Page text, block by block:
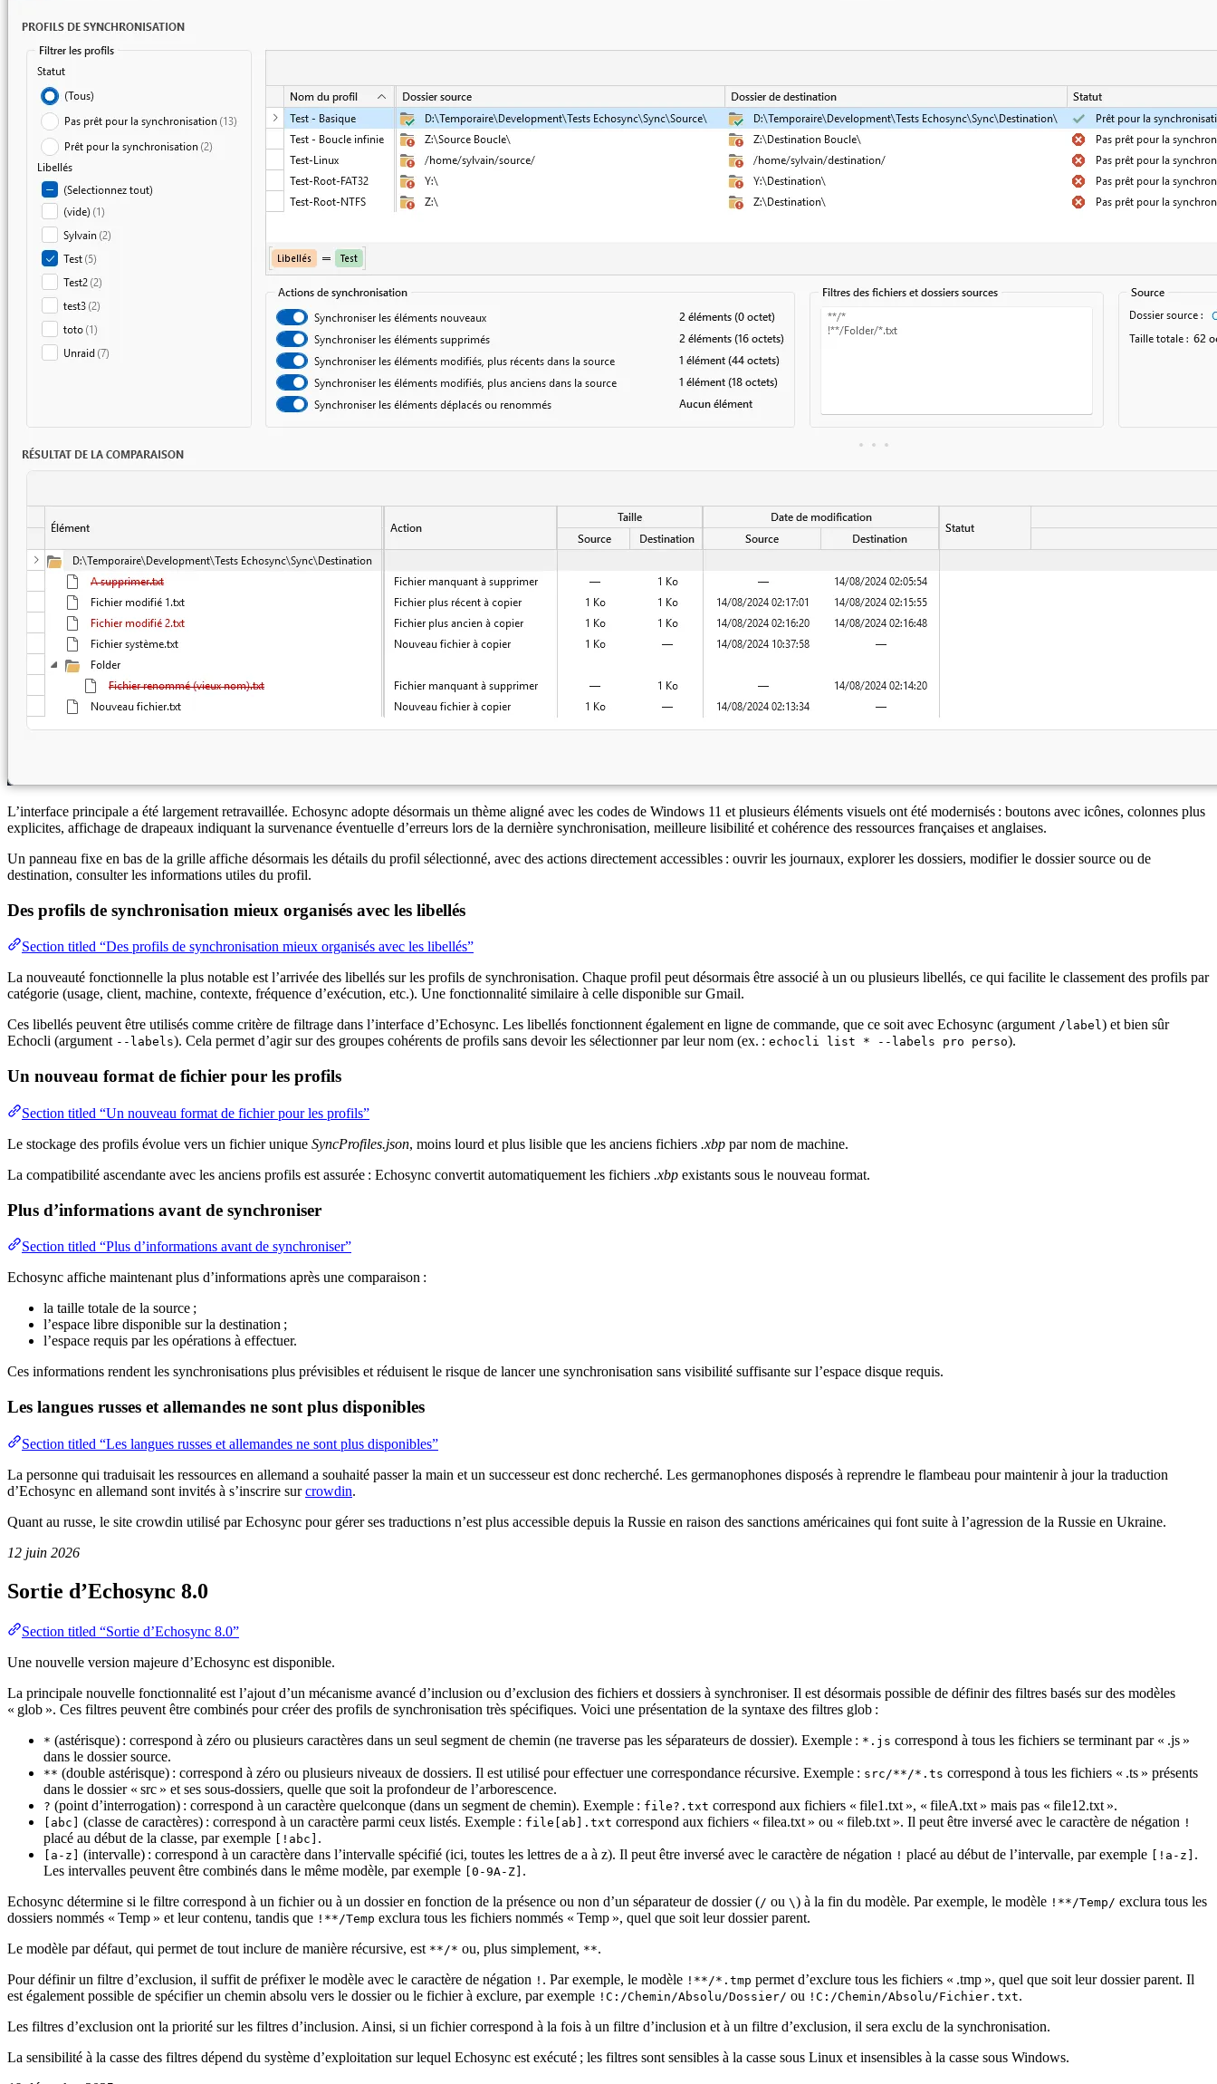
L’interface principale a été largement retravaillée. Echosync adopte désormais un thème aligné avec les codes de Windows 11 et plusieurs éléments visuels ont été modernisés : boutons avec icônes, colonnes plus
explicites, affichage de drapeaux indiquant la survenance éventuelle d’erreurs lors de la dernière synchronisation, meilleure lisibilité et cohérence des ressources françaises et anglaises.
Un panneau fixe en bas de la grille affiche désormais les détails du profil sélectionné, avec des actions directement accessibles : ouvrir les journaux, explorer les dossiers, modifier le dossier source ou de
destination, consulter les informations utiles du profil.
Des profils de synchronisation mieux organisés avec les libellés
Section titled “Des profils de synchronisation mieux organisés avec les libellés”
La nouveauté fonctionnelle la plus notable est l’arrivée des libellés sur les profils de synchronisation. Chaque profil peut désormais être associé à un ou plusieurs libellés, ce qui facilite le classement des profils par
catégorie (usage, client, machine, contexte, fréquence d’exécution, etc.). Une fonctionnalité similaire à celle disponible sur Gmail.
Ces libellés peuvent être utilisés comme critère de filtrage dans l’interface d’Echosync. Les libellés fonctionnent également en ligne de commande, que ce soit avec Echosync (argument /label) et bien sûr
Echocli (argument --labels). Cela permet d’agir sur des groupes cohérents de profils sans devoir les sélectionner par leur nom (ex. : echocli list * --labels pro perso).
Un nouveau format de fichier pour les profils
Section titled “Un nouveau format de fichier pour les profils”
Le stockage des profils évolue vers un fichier unique SyncProfiles.json, moins lourd et plus lisible que les anciens fichiers .xbp par nom de machine.
La compatibilité ascendante avec les anciens profils est assurée : Echosync convertit automatiquement les fichiers .xbp existants sous le nouveau format.
Plus d’informations avant de synchroniser
Section titled “Plus d’informations avant de synchroniser”
Echosync affiche maintenant plus d’informations après une comparaison :
la taille totale de la source ;
l’espace libre disponible sur la destination ;
l’espace requis par les opérations à effectuer.
Ces informations rendent les synchronisations plus prévisibles et réduisent le risque de lancer une synchronisation sans visibilité suffisante sur l’espace disque requis.
Les langues russes et allemandes ne sont plus disponibles
Section titled “Les langues russes et allemandes ne sont plus disponibles”
La personne qui traduisait les ressources en allemand a souhaité passer la main et un successeur est donc recherché. Les germanophones disposés à reprendre le flambeau pour maintenir à jour la traduction
d’Echosync en allemand sont invités à s’inscrire surcrowdin.
Quant au russe, le site crowdin utilisé par Echosync pour gérer ses traductions n’est plus accessible depuis la Russie en raison des sanctions américaines qui font suite à l’agression de la Russie en Ukraine.
12 juin 2026
Sortie d’Echosync 8.0
Section titled “Sortie d’Echosync 8.0”
Une nouvelle version majeure d’Echosync est disponible.
La principale nouvelle fonctionnalité est l’ajout d’un mécanisme avancé d’inclusion ou d’exclusion des fichiers et dossiers à synchroniser. Il est désormais possible de définir des filtres basés sur des modèles
« glob ». Ces filtres peuvent être combinés pour créer des profils de synchronisation très spécifiques. Voici une présentation de la syntaxe des filtres glob :
* (astérisque) : correspond à zéro ou plusieurs caractères dans un seul segment de chemin (ne traverse pas les séparateurs de dossier). Exemple : *.js correspond à tous les fichiers se terminant par « .js »
dans le dossier source.
** (double astérisque) : correspond à zéro ou plusieurs niveaux de dossiers. Il est utilisé pour effectuer une correspondance récursive. Exemple : src/**/*.ts correspond à tous les fichiers « .ts » présents
dans le dossier « src » et ses sous-dossiers, quelle que soit la profondeur de l’arborescence.
? (point d’interrogation) : correspond à un caractère quelconque (dans un segment de chemin). Exemple : file?.txt correspond aux fichiers « file1.txt », « fileA.txt » mais pas « file12.txt ».
[abc] (classe de caractères) : correspond à un caractère parmi ceux listés. Exemple : file[ab].txt correspond aux fichiers « filea.txt » ou « fileb.txt ». Il peut être inversé avec le caractère de négation !
placé au début de la classe, par exemple [!abc] .
[a-z] (intervalle) : correspond à un caractère dans l’intervalle spécifié (ici, toutes les lettres de a à z). Il peut être inversé avec le caractère de négation ! placé au début de l’intervalle, par exemple [!a-z] .
Les intervalles peuvent être combinés dans le même modèle, par exemple [0-9A-Z] .
Echosync détermine si le filtre correspond à un fichier ou à un dossier en fonction de la présence ou non d’un séparateur de dossier (/ ou \) à la fin du modèle. Par exemple, le modèle !**/Temp/ exclura tous les
dossiers nommés « Temp » et leur contenu, tandis que !**/Temp exclura tous les fichiers nommés « Temp », quel que soit leur dossier parent.
Le modèle par défaut, qui permet de tout inclure de manière récursive, est **/* ou, plus simplement, **.
Pour définir un filtre d’exclusion, il suffit de préfixer le modèle avec le caractère de négation ! . Par exemple, le modèle !**/*.tmp permet d’exclure tous les fichiers « .tmp », quel que soit leur dossier parent. Il
est également possible de spécifier un chemin absolu vers le dossier ou le fichier à exclure, par exemple !C:/Chemin/Absolu/Dossier/ ou !C:/Chemin/Absolu/Fichier.txt.
Les filtres d’exclusion ont la priorité sur les filtres d’inclusion. Ainsi, si un fichier correspond à la fois à un filtre d’inclusion et à un filtre d’exclusion, il sera exclu de la synchronisation.
La sensibilité à la casse des filtres dépend du système d’exploitation sur lequel Echosync est exécuté ; les filtres sont sensibles à la casse sous Linux et insensibles à la casse sous Windows.